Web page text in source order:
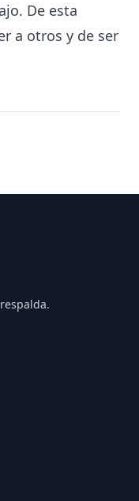
De esta
a otros y de ser